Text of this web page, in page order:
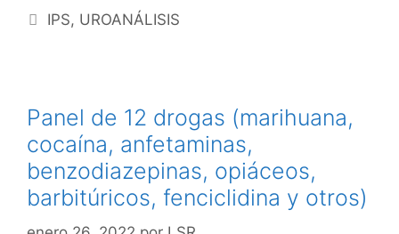
IPS, UROANÁLISIS
Panel de 12 drogas (marihuana,
cocaína, anfetaminas,
benzodiazepinas, opiáceos,
barbitúricos, fenciclidina y otros)